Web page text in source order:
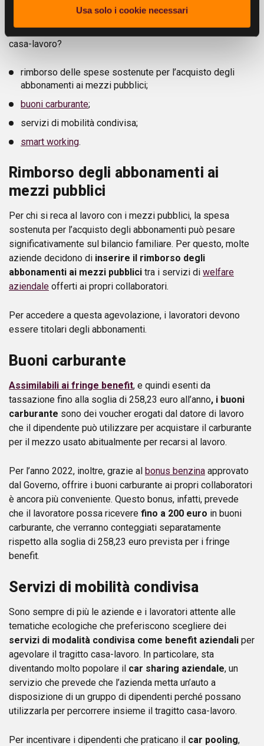
Usa solo i cookie necessari
servizi di welfare aziendale che un’impresa
può offrire ai propri collaboratoriper agevolare il tragitto
casa-lavoro?
rimborso delle spese sostenute per l’acquisto degli
abbonamenti ai mezzi pubblici;
buoni carburante;
servizi di mobilità condivisa;
smart working.
Rimborso degli abbonamenti ai
mezzi pubblici
Per chi si reca al lavoro con i mezzi pubblici, la spesa
sostenuta per l’acquisto degli abbonamenti può pesare
significativamente sul bilancio familiare. Per questo, molte
aziende decidono di inserire il rimborso degli
abbonamenti ai mezzi pubblici tra i servizi di welfare
aziendale offerti ai propri collaboratori.
Per accedere a questa agevolazione, i lavoratori devono
essere titolari degli abbonamenti.
Buoni carburante
Assimilabili ai fringe benefit, e quindi esenti da
tassazione fino alla soglia di 258,23 euro all’anno, i buoni
carburante sono dei voucher erogati dal datore di lavoro
che il dipendente può utilizzare per acquistare il carburante
per il mezzo usato abitualmente per recarsi al lavoro.
Per l’anno 2022, inoltre, grazie al bonus benzina approvato
dal Governo, offrire i buoni carburante ai propri collaboratori
è ancora più conveniente. Questo bonus, infatti, prevede
che il lavoratore possa ricevere fino a 200 euro in buoni
carburante, che verranno conteggiati separatamente
rispetto alla soglia di 258,23 euro prevista per i fringe
benefit.
Servizi di mobilità condivisa
Sono sempre di più le aziende e i lavoratori attente alle
tematiche ecologiche che preferiscono scegliere dei
servizi di modalità condivisa come benefit aziendali per
agevolare il tragitto casa-lavoro. In particolare, sta
diventando molto popolare il car sharing aziendale, un
servizio che prevede che l’azienda metta un’auto a
disposizione di un gruppo di dipendenti perché possano
utilizzarla per percorrere insieme il tragitto casa-lavoro.
Per incentivare i dipendenti che praticano il car pooling,